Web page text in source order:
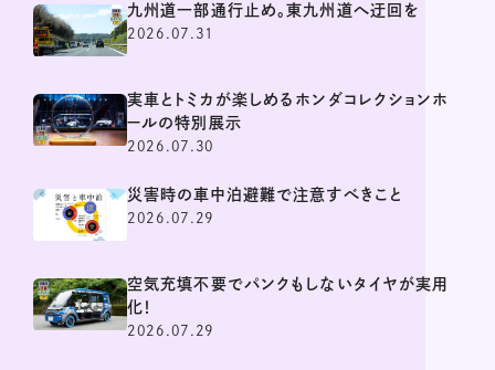
九州道一部通行止め。東九州道へ迂回を
2026.07.31
実車とトミカが楽しめるホンダコレクションホ
ールの特別展示
2026.07.30
災害時の車中泊避難で注意すべきこと
2026.07.29
空気充填不要でパンクもしないタイヤが実用
化！
2026.07.29